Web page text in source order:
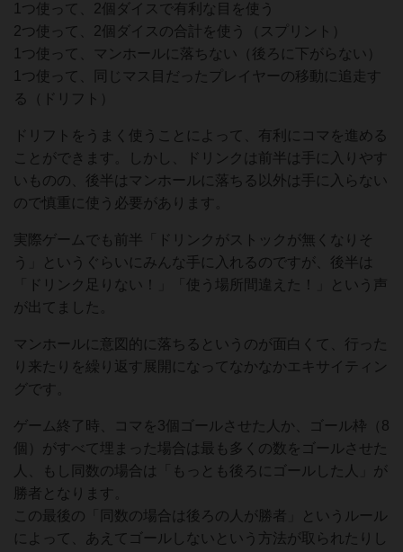
1つ使って、2個ダイスで有利な目を使う
2つ使って、2個ダイスの合計を使う（スプリント）
1つ使って、マンホールに落ちない（後ろに下がらない）
1つ使って、同じマス目だったプレイヤーの移動に追走す
る（ドリフト）
ドリフトをうまく使うことによって、有利にコマを進める
ことができます。しかし、ドリンクは前半は手に入りやす
いものの、後半はマンホールに落ちる以外は手に入らない
ので慎重に使う必要があります。
実際ゲームでも前半「ドリンクがストックが無くなりそ
う」というぐらいにみんな手に入れるのですが、後半は
「ドリンク足りない！」「使う場所間違えた！」という声
が出てました。
マンホールに意図的に落ちるというのが面白くて、行った
り来たりを繰り返す展開になってなかなかエキサイティン
グです。
ゲーム終了時、コマを3個ゴールさせた人か、ゴール枠（8
個）がすべて埋まった場合は最も多くの数をゴールさせた
人、もし同数の場合は「もっとも後ろにゴールした人」が
勝者となります。
この最後の「同数の場合は後ろの人が勝者」というルール
によって、あえてゴールしないという方法が取られたりし